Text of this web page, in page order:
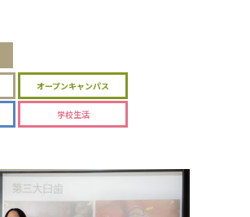
オープンキャンパス
学校生活